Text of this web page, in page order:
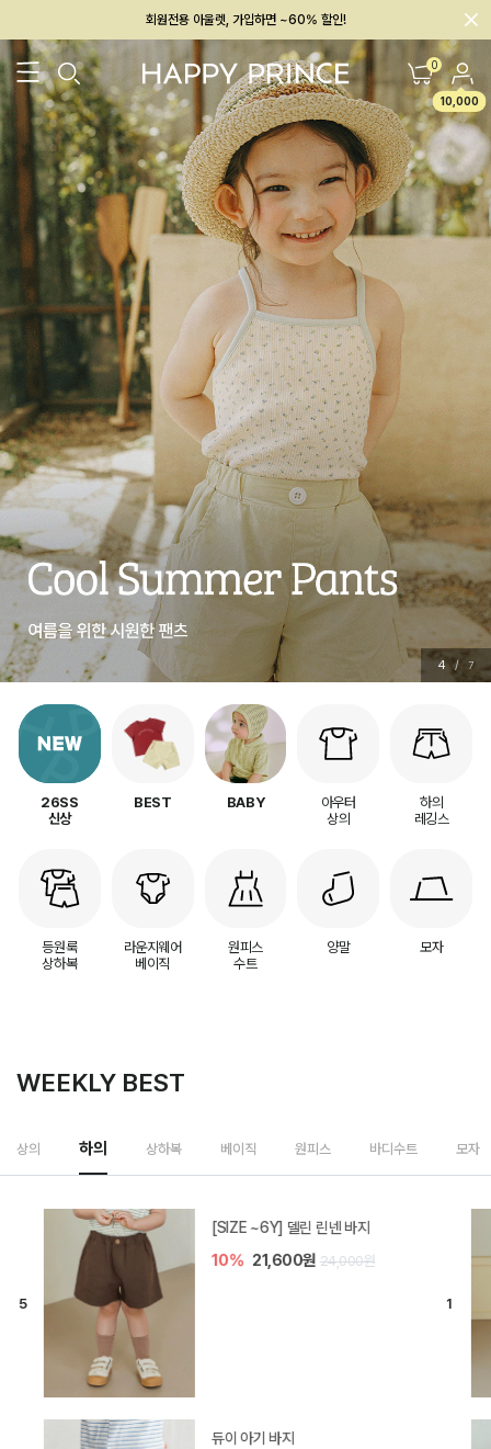
회원전용 아울렛, 가입하면 ~60% 할인!
멤버십 최대 28,000원 혜택 0
10,000
26SS 신상 BEST BABY[6~12M] 아우터/상의 하의/레깅스
5 / 7
26SS
신상
BEST BABY
아우터
상의
하의
레깅스
등원룩
상하복
라운지웨어
베이직
원피스
수트
양말 모자
WEEKLY BEST
상의 하의 상하복 베이직 원피스 바디수트 모자
[SIZE ~6Y] 델린 린넨 바지
10% 21,600원 24,000원
듀이 아기 바지